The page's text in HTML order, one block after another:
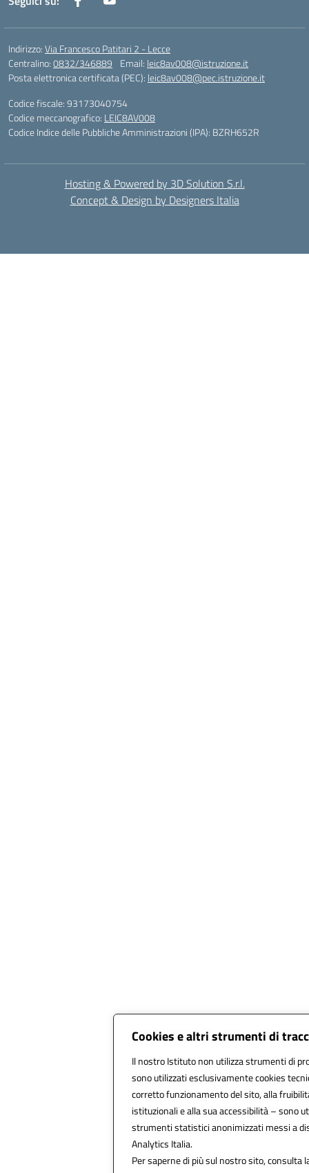
Cookies e altri strumenti di
Il nostro Istituto non utilizza strumenti di
sono utilizzati esclusivamente cookies
corretto funzionamento del sito, alla
istituzionali e alla sua accessibilità – sono
strumenti statistici anonimizzati messi a
Analytics Italia.
Per saperne di più sul nostro sito, consulta
Indirizzo:Via Francesco Patitari 2 - Lecce
Centralino:0832/346889 Email: leic8av008@istruzione.it
Posta elettronica certificata (PEC): leic8av008@pec.istruzione.it
Codice fiscale: 93173040754
Codice meccanografico: LEIC8AV008
Codice Indice delle Pubbliche Amministrazioni (IPA): BZRH652R
Hosting & Powered by 3D Solution S.r.l.
Concept & Design by Designers Italia